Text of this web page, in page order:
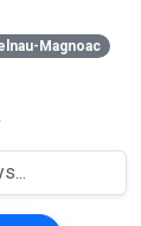
Magnoac